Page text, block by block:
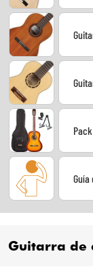
Micros
DJ
Luces
Batería y
Vientos
Guitarra de